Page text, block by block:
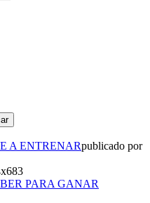
A ENTRENARpublicado por
PARA GANAR